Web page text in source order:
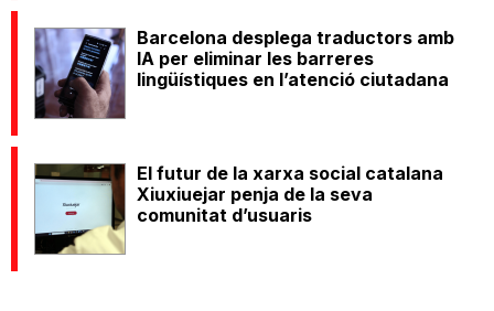
Barcelona desplega traductors amb
IA per eliminar les barreres
lingüístiques en l’atenció ciutadana
El futur de la xarxa social catalana
Xiuxiuejar penja de la seva
comunitat d’usuaris